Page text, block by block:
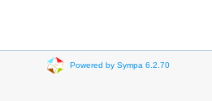
Powered by Sympa 6.2.70